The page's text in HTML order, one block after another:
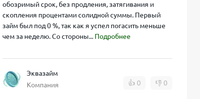
обозримый срок, без продления, затягивания и
скопления процентами солидной суммы. Первый
займ был под 0 %, так как я успел погасить меньше
чем за неделю. Со стороны... Подробнее
Эквазайм
Компания
👍 0 👎 0